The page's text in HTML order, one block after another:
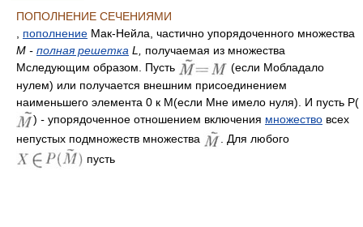
ПОПОЛНЕНИЕ СЕЧЕНИЯМИ
пополнение Мак-Нейла, частично упорядоченного множества
М - полная решетка L,
получаемая из множества
Мследующим образом. Пусть
(если Мобладало
нулем) или получается внешним присоединением
наименьшего элемента 0 к М(если Мне имело нуля). И пусть Р(
) - упорядоченное отношением включения множество всех
непустых подмножеств множества
. Для любого
пусть